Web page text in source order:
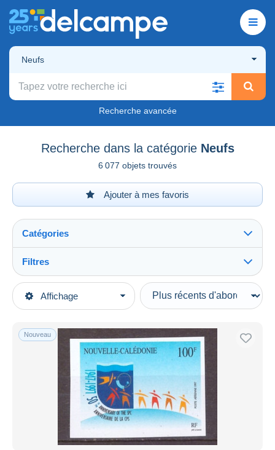
Neufs
Recherche avancée
Recherche dans la catégorie Neufs
6 077 objets trouvés
Ajouter à mes favoris
Affichage
Catégories
Catégories principales
Océanie
Nouvelle-Calédonie
Poste aérienne
Filtres
Types de vente
En cours
Prix fixes
Enchères avec offres
Enchères sans offres
Maisons de vente
Nouveau